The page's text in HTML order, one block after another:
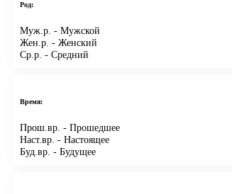
Род:
Муж.р. - Мужской
Жен.р. - Женский
Ср.р. - Средний
Время:
Прош.вр. - Прошедшее
Наст.вр. - Настоящее
Буд.вр. - Будущее